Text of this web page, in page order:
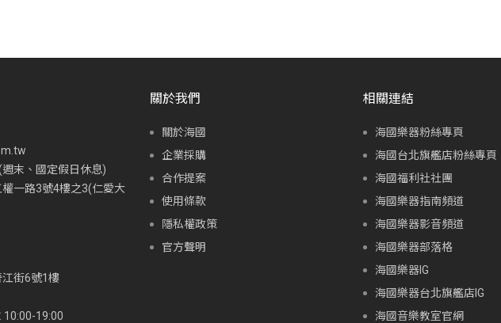
末、國定假日休息)
一路3號4樓之3(仁愛大
街6號1樓
10:00-19:00
關於我們
關於海國
企業採購
合作提案
使用條款
隱私權政策
官方聲明
相關連結
海國樂器粉絲專頁
海國台北旗艦店粉絲專頁
海國福利社社團
海國樂器指南頻道
海國樂器影音頻道
海國樂器部落格
海國樂器IG
海國樂器台北旗艦店IG
海國音樂教室官網